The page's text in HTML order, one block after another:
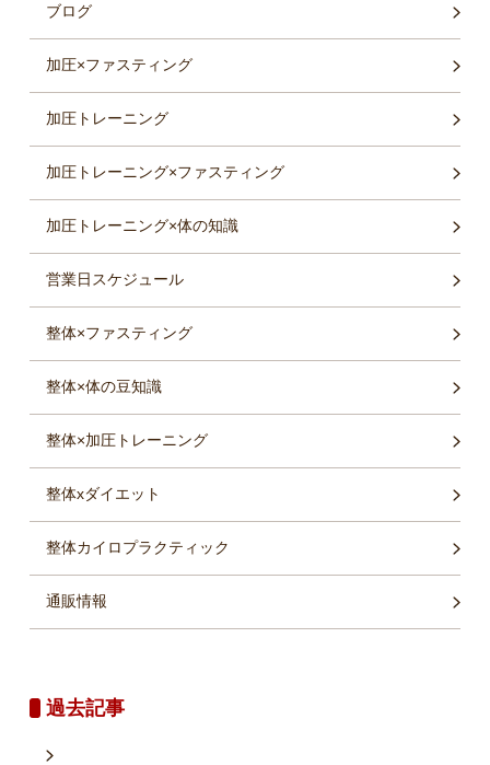
ブログ
加圧×ファスティング
加圧トレーニング
加圧トレーニング×ファスティング
加圧トレーニング×体の知識
営業日スケジュール
整体×ファスティング
整体×体の豆知識
整体×加圧トレーニング
整体xダイエット
整体カイロプラクティック
通販情報
過去記事